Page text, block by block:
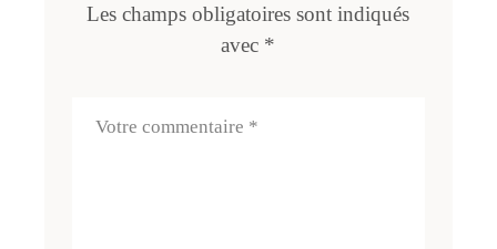
Les champs obligatoires sont indiqués
avec *